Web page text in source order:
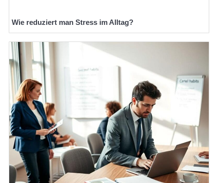
Wie reduziert man Stress im Alltag?